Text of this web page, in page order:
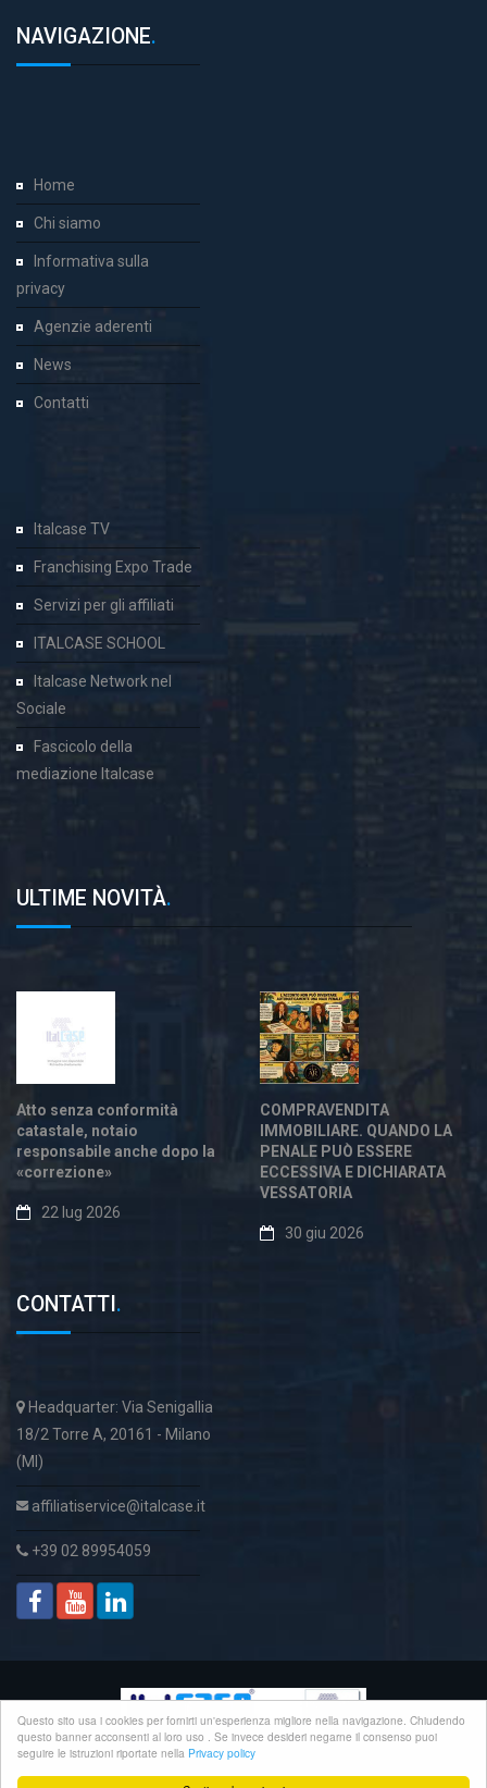
Questo sito usa i cookies per fornirti un'esperienza migliore nella navigazione. Chiudendo
questo banner acconsenti al loro uso . Se invece desideri negarne il consenso puoi
seguire le istruzioni riportate nella Privacy policy
NAVIGAZIONE.
Home
Chi siamo
Informativa sulla
privacy
Agenzie aderenti
News
Contatti
Italcase TV
Franchising Expo Trade
Servizi per gli affiliati
ITALCASE SCHOOL
Italcase Network nel
Sociale
Fascicolo della
mediazione Italcase
ULTIME NOVITÀ.
Atto senza conformità
catastale, notaio
responsabile anche dopo la
«correzione»
22 lug 2026
COMPRAVENDITA
IMMOBILIARE. QUANDO LA
PENALE PUÒ ESSERE
ECCESSIVA E DICHIARATA
VESSATORIA
30 giu 2026
CONTATTI .
Headquarter: Via Senigallia
18/2 Torre A, 20161 - Milano
(MI)
affiliatiservice@italcase.it
+39 02 89954059
© Copyright 2016Macroware